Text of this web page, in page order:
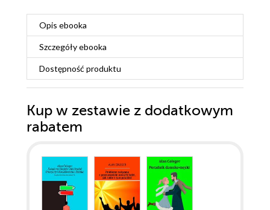
Opis ebooka
Szczegółyebooka
Dostępność produktu
Kup w zestawie z dodatkowym
rabatem